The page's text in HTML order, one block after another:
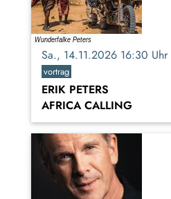
Sa., 14.11.2026 16:30 Uhr
vortrag
ERIK PETERS
AFRICA CALLING